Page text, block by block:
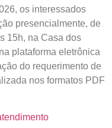
os interessados
presencialmente, de
15h, na Casa dos
plataforma eletrônica
do requerimento de
nos formatos PDF